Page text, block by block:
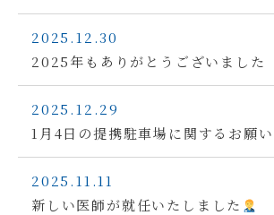
2025.12.30
2025年もありがとうございました
2025.12.29
1月4日の提携駐車場に関するお願い
2025.11.11
新しい医師が就任いたしました